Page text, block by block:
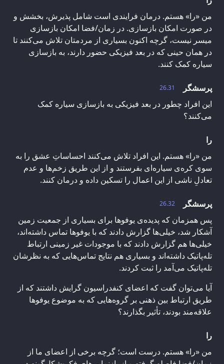
من «را» هستم. درمان فرایندی است شامل پذیرش، بخشش و
در صورت امکان بازسازی. در زمان/فضا امکان بازسازی
میسر نیست، گرچه اکنون بسیاری از مردمتان تلاش می‌کنند تا
در همان حینی که در بعد فیزیکی حضور دارند، به بازسازی
سیاره کمک کنند.
26.31
پرسشگر
این افراد چطور در بعد فیزیکی به بازسازی سیاره کمک
می‌کنند؟
را
من «را» هستم. این افراد تلاش می‌کنند احساساتِ عشق را به
سوی کره‌ی سیاره‌ای بفرستند و از این طریق زخم‌ها و عدم
تعادلِ ناشی از این اعمال را تسکین داده و درمان کنند.
26.32
پرسشگر
پس همزمان که پدیده‌ی یوفوها برای بسیاری از جمعیت زمین
آشکار شد، خیلی‌ها گزارش دادند که با یوفوها تماس داشته‌اند،
خیلی‌ها هم گزارش دادند که با موجودات غیر زمینی ارتباط
تله‌پاتیک داشته‌اند و بسیاری هم نتایج تماس‌هایی که به نظرشان
تله‌پاتیک می‌آمد را ثبت کردند.
آیا می‌توان گفت که اعضای کنفدراسیون گرایش داشتند که از
طریق ارتباط بین ذهنی بر گروه‌هایی که به موضوع یوفوها
علاقه‌مند بودند، تأثیر بگذارند؟
را
من «را» هستم. درست است؛ گرچه برخی از اعضای ما از